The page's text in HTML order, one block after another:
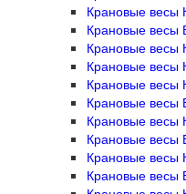
Крановые весы
Крановые весы
Крановые
Крановые
Крановые весы
Крановые весы
Крановые
Крановые весы
Крановые
Крановые весы